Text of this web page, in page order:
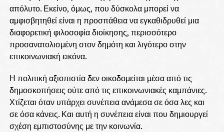
απόλυτο. Εκείνο, όμως, που δύσκολα μπορεί να
αμφισβητηθεί είναι η προσπάθεια να εγκαθιδρυθεί μια
διαφορετική φιλοσοφία διοίκησης, περισσότερο
προσανατολισμένη στον δημότη και λιγότερο στην
επικοινωνιακή εικόνα.
Η πολιτική αξιοπιστία δεν οικοδομείται μέσα από τις
δημοσκοπήσεις ούτε από τις επικοινωνιακές καμπάνιες.
Χτίζεται όταν υπάρχει συνέπεια ανάμεσα σε όσα λες και
σε όσα κάνεις. Και αυτή η συνέπεια είναι που δημιουργεί
σχέση εμπιστοσύνης με την κοινωνία.